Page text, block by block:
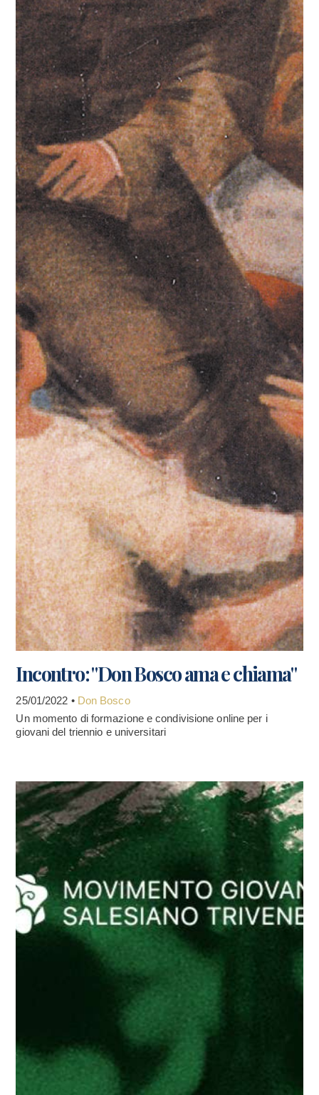
Incontro: "Don Bosco ama e chiama"
25/01/2022 • Don Bosco
Un momento di formazione e condivisione online per i
giovani del triennio e universitari